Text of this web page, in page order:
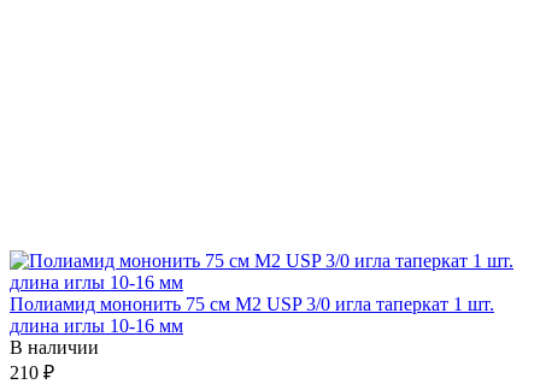
Полиамид мононить 75 см М2 USP 3/0 игла таперкат 1 шт.
длина иглы 10-16 мм
В наличии
210 ₽